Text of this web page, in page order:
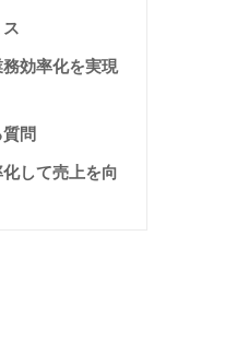
効率化を実現
問
して売上を向